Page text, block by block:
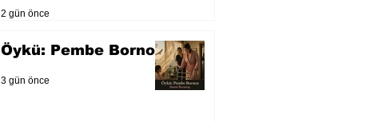
2 gün önce
Öykü: Pembe Bornoz
3 gün önce